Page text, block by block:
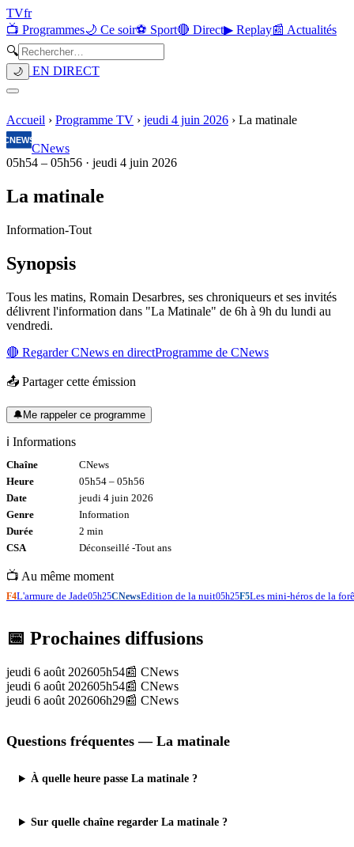
TVfr
📺 Programmes🌙 Ce soir⚽ Sport🔴 Direct▶ Replay📰 Actualités
🔍
🌙 EN DIRECT
Accueil › Programme TV › jeudi 4 juin 2026 › La matinale
CNews
05h54 – 05h56 · jeudi 4 juin 2026
La matinale
Information-Tout
Synopsis
Tous les matins, Romain Desarbres, ses chroniqueurs et ses invités
délivrent l'information dans "La Matinale" de 6h à 9h du lundi au
vendredi.
🔴 RegarderCNews en directProgramme de CNews
📤 Partager cette émission
🔔Me rappeler ce programme
ℹ️ Informations
Chaîne
CNews
Heure
05h54 – 05h56
Date
jeudi 4 juin 2026
Genre
Information
Durée
2 min
CSA
Déconseillé -Tout ans
📺 Au même moment
F4L'armure de Jade05h25CNewsEdition de la nuit05h25F5Les mini-héros de la
📅 Prochaines diffusions
jeudi 6 août 202605h54📰 CNews
jeudi 6 août 202605h54📰 CNews
jeudi 6 août 202606h29📰 CNews
Questions fréquentes — La matinale
À quelle heure passe La matinale ?
Sur quelle chaîne regarder La matinale ?